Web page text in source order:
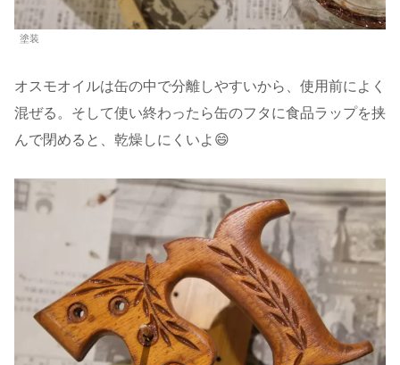
塗装
オスモオイルは缶の中で分離しやすいから、使用前によく
混ぜる。そして使い終わったら缶のフタに食品ラップを挟
んで閉めると、乾燥しにくいよ😄